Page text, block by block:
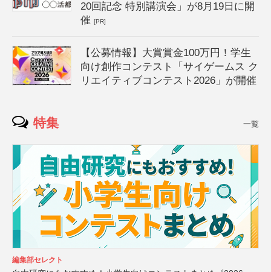
20回記念 特別講演会」が8月19日に開
催[PR]
【公募情報】大賞賞金100万円！学生
向け創作コンテスト「サイゲームス ク
リエイティブコンテスト2026」が開催
特集 一覧
編集部セレクト